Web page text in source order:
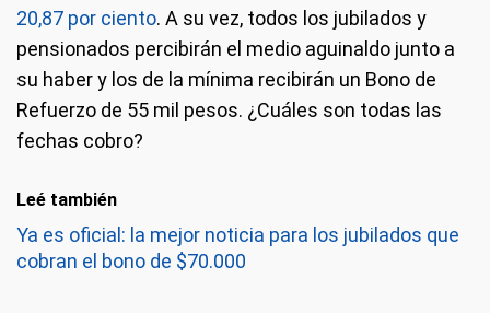
20,87 por ciento. A su vez, todos los jubilados y
pensionados percibirán el medio aguinaldo junto a
su haber y los de la mínima recibirán un Bono de
Refuerzo de 55 mil pesos. ¿Cuáles son todas las
fechas cobro?
Leé también
Ya es oficial: la mejor noticia para los jubilados que
cobran el bono de $70.000